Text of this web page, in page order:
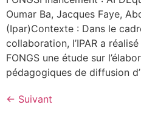
Oumar Ba, Jacques Faye,
(Ipar)Contexte : Dans le
collaboration, l’IPAR a
FONGS une étude sur
pédagogiques de diffusion
← Suivant